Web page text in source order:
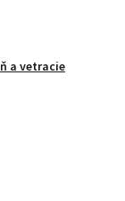
a vetracie